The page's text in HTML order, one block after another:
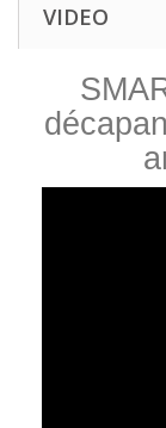
VIDEO